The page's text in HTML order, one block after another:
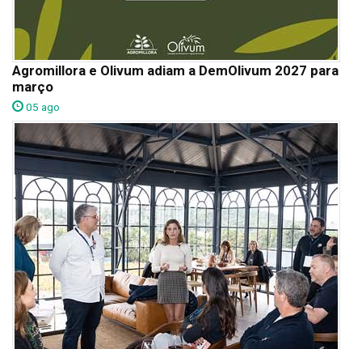
Agromillora e Olivum adiam a DemOlivum 2027 para
março
05 ago